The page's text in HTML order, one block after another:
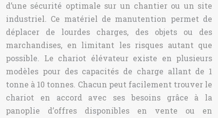
d’une sécurité optimale sur un chantier ou un site
industriel. Ce matériel de manutention permet de
déplacer de lourdes charges, des objets ou des
marchandises, en limitant les risques autant que
possible. Le chariot élévateur existe en plusieurs
modèles pour des capacités de charge allant de 1
tonne à 10 tonnes. Chacun peut facilement trouver le
chariot en accord avec ses besoins grâce à la
panoplie d’offres disponibles en vente ou en